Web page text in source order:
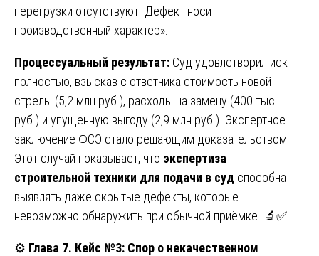
перегрузки отсутствуют. Дефект носит
производственный характер».
Процессуальный результат: Суд удовлетворил иск
полностью, взыскав с ответчика стоимость новой
стрелы (5,2 млн руб.), расходы на замену (400 тыс.
руб.) и упущенную выгоду (2,9 млн руб.). Экспертное
заключение ФСЭ стало решающим доказательством.
Этот случай показывает, что экспертиза
строительной техники для подачи в суд способна
выявлять даже скрытые дефекты, которые
невозможно обнаружить при обычной приёмке. 🔬✅
⚙️ Глава 7. Кейс №3: Спор о некачественном